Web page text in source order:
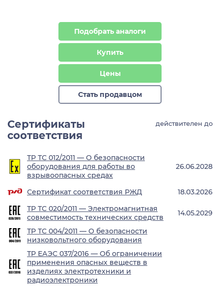
Подобрать аналоги
Купить
Цены
Стать продавцом
Сертификаты
соответствия
действителен до
ТР ТС 012/2011 — О безопасности
оборудования для работы во
взрывоопасных средах
26.06.2028
Сертификат соответствия РЖД
18.03.2026
ТР ТС 020/2011 — Электромагнитная
совместимость технических средств
14.05.2029
ТР ТС 004/2011 — О безопасности
низковольтного оборудования
ТР ЕАЭС 037/2016 — Об ограничении
применения опасных веществ в
изделиях электротехники и
радиоэлектроники